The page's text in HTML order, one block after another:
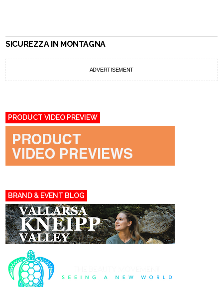
SICUREZZA IN MONTAGNA
ADVERTISEMENT
PRODUCT VIDEO PREVIEW
BRAND & EVENT BLOG